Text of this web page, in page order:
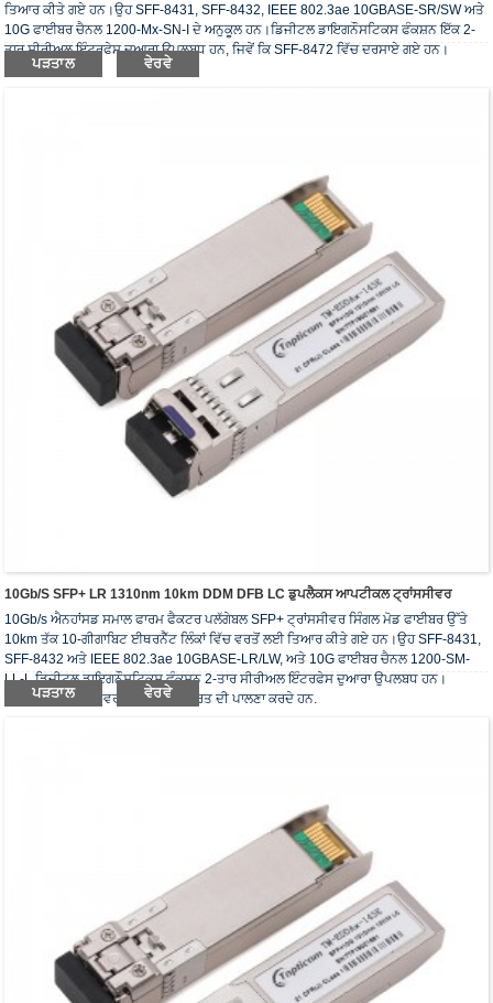
ਤਿਆਰ ਕੀਤੇ ਗਏ ਹਨ।ਉਹ SFF-8431, SFF-8432, IEEE 802.3ae 10GBASE-SR/SW ਅਤੇ
10G ਫਾਈਬਰ ਚੈਨਲ 1200-Mx-SN-I ਦੇ ਅਨੁਕੂਲ ਹਨ।ਡਿਜੀਟਲ ਡਾਇਗਨੌਸਟਿਕਸ ਫੰਕਸ਼ਨ ਇੱਕ 2-
ਤਾਰ ਸੀਰੀਅਲ ਇੰਟਰਫੇਸ ਦੁਆਰਾ ਉਪਲਬਧ ਹਨ, ਜਿਵੇਂ ਕਿ SFF-8472 ਵਿੱਚ ਦਰਸਾਏ ਗਏ ਹਨ।
ਪੜਤਾਲ ਵੇਰਵੇ
10Gb/s SFP+ LR 1310nm 10km DDM DFB LC ਡੁਪਲੈਕਸ ਆਪਟੀਕਲ ਟ੍ਰਾਂਸਸੀਵਰ
10Gb/s ਐਨਹਾਂਸਡ ਸਮਾਲ ਫਾਰਮ ਫੈਕਟਰ ਪਲੱਗੇਬਲ SFP+ ਟ੍ਰਾਂਸਸੀਵਰ ਸਿੰਗਲ ਮੋਡ ਫਾਈਬਰ ਉੱਤੇ
10km ਤੱਕ 10-ਗੀਗਾਬਿਟ ਈਥਰਨੈੱਟ ਲਿੰਕਾਂ ਵਿੱਚ ਵਰਤੋਂ ਲਈ ਤਿਆਰ ਕੀਤੇ ਗਏ ਹਨ।ਉਹ SFF-8431,
SFF-8432 ਅਤੇ IEEE 802.3ae 10GBASE-LR/LW, ਅਤੇ 10G ਫਾਈਬਰ ਚੈਨਲ 1200-SM-
LL-L ਡਿਜੀਟਲ ਡਾਇਗਨੌਸਟਿਕਸ ਫੰਕਸ਼ਨ 2-ਤਾਰ ਸੀਰੀਅਲ ਇੰਟਰਫੇਸ ਦੁਆਰਾ ਉਪਲਬਧ ਹਨ।
ਆਪਟੀਕਲ ਟ੍ਰਾਂਸਸੀਵਰ RoHS ਦੀ ਜ਼ਰੂਰਤ ਦੀ ਪਾਲਣਾ ਕਰਦੇ ਹਨ.
ਪੜਤਾਲ ਵੇਰਵੇ